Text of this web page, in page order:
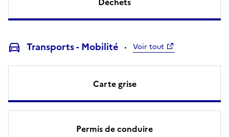
Transports - Mobilité Voir tout
Carte grise
Permis de conduire